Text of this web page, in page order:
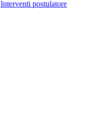
Interventi postulatore